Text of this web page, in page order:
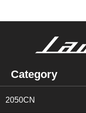
Category
2050CN